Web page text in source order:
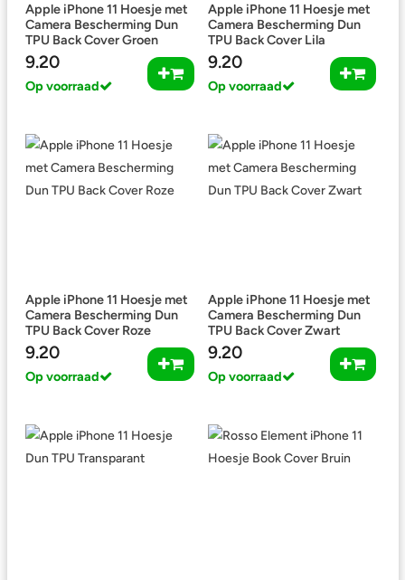
Apple iPhone 11 Hoesje met
Camera Bescherming Dun
TPU Back Cover Groen
9.20
Op voorraad
Apple iPhone 11 Hoesje met
Camera Bescherming Dun
TPU Back Cover Lila
9.20
Op voorraad
Apple iPhone 11 Hoesje met
Camera Bescherming Dun
TPU Back Cover Roze
9.20
Op voorraad
Apple iPhone 11 Hoesje met
Camera Bescherming Dun
TPU Back Cover Zwart
9.20
Op voorraad